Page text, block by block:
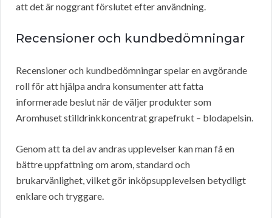
att det är noggrant förslutet efter användning.
Recensioner och kundbedömningar
Recensioner och kundbedömningar spelar en avgörande
roll för att hjälpa andra konsumenter att fatta
informerade beslut när de väljer produkter som
Aromhuset stilldrinkkoncentrat grapefrukt – blodapelsin.
Genom att ta del av andras upplevelser kan man få en
bättre uppfattning om arom, standard och
brukarvänlighet, vilket gör inköpsupplevelsen betydligt
enklare och tryggare.